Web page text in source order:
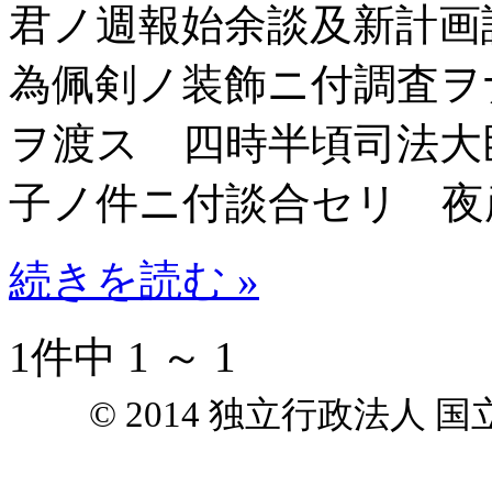
君ノ週報始余談及新計
為佩剣ノ装飾ニ付調査
ヲ渡ス 四時半頃司法大
子ノ件ニ付談合セリ
続きを読む »
1件中 1 ～ 1
© 2014 独立行政法人 国